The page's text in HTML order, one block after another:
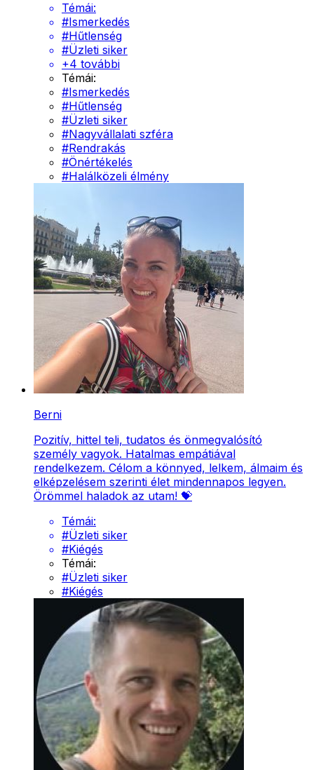
Témái:
#Ismerkedés
#Hűtlenség
#Üzleti siker
+4 további
Témái:
#Ismerkedés
#Hűtlenség
#Üzleti siker
#Nagyvállalati szféra
#Rendrakás
#Önértékelés
#Halálközeli élmény
Berni
Pozitív, hittel teli, tudatos és önmegvalósító
személy vagyok. Hatalmas empátiával
rendelkezem. Célom a könnyed, lelkem, álmaim és
elképzelésem szerinti élet mindennapos legyen.
Örömmel haladok az utam! 💝
Témái:
#Üzleti siker
#Kiégés
Témái:
#Üzleti siker
#Kiégés